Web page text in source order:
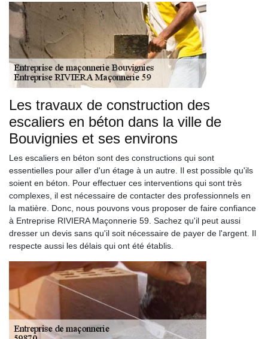
Les travaux de construction des
escaliers en béton dans la ville de
Bouvignies et ses environs
Les escaliers en béton sont des constructions qui sont
essentielles pour aller d'un étage à un autre. Il est possible qu'ils
soient en béton. Pour effectuer ces interventions qui sont très
complexes, il est nécessaire de contacter des professionnels en
la matière. Donc, nous pouvons vous proposer de faire confiance
à Entreprise RIVIERA Maçonnerie 59. Sachez qu'il peut aussi
dresser un devis sans qu'il soit nécessaire de payer de l'argent. Il
respecte aussi les délais qui ont été établis.